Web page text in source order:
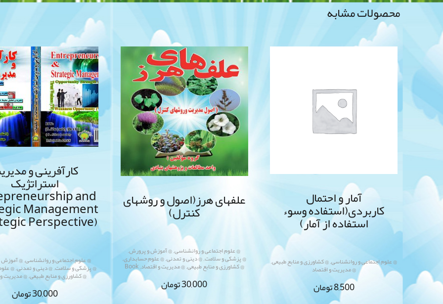
محصولات مشابه
کارآفرینی و
استراتژیک
and
Management
Perspective)
@ علوم اجتماعی و روانشناسی,
@
@ پزشکی و سلامت,@ دینی و تمدنی,
@
@ کشاورزی و منابع طبیعی,@ مدیریت
30,000تومان
علفهای هرز(اصول و روشهای
کنترل)
@ علوم اجتماعی و روانشناسی,@ آموزش و پرورش,
@ پزشکی و سلامت,@ دینی و تمدنی,@ علوم حسابداری,
@ کشاورزی و منابع طبیعی,@ مدیریت و اقتصاد,
Book
30,000تومان
آمار و احتمال
کاربردی(استفاده وسوء
استفاده از آمار)
@ علوم اجتماعی و روانشناسی,@ کشاورزی و منابع طبیعی,
@ مدیریت و اقتصاد
8,500تومان